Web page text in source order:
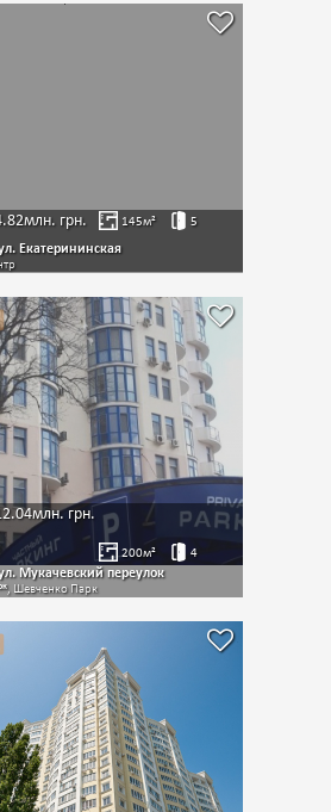
грн. 145м² 5
Екатерининская
грн.
200м² 4
Мукачевский переулок
, Шевченко Парк